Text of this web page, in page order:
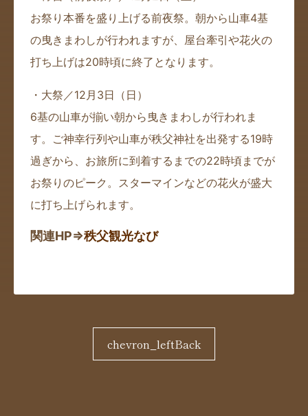
お祭り本番を盛り上げる前夜祭。朝から山車4基
の曳きまわしが行われますが、屋台牽引や花火の
打ち上げは20時頃に終了となります。
・大祭／12月3日（日）
6基の山車が揃い朝から曳きまわしが行われま
す。ご神幸行列や山車が秩父神社を出発する19時
過ぎから、お旅所に到着するまでの22時頃までが
お祭りのピーク。スターマインなどの花火が盛大
に打ち上げられます。
関連HP⇒秩父観光なび
chevron_leftBack